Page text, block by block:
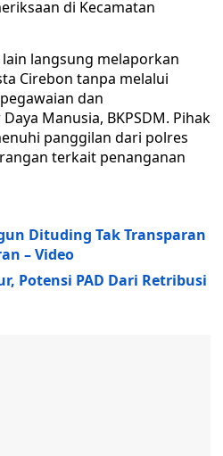
di Kecamatan
langsung melaporkan
Cirebon tanpa melalui
dan
Manusia, BKPSDM. Pihak
panggilan dari polres
terkait penanganan
Dituding Tak Transparan
– Video
Potensi PAD Dari Retribusi